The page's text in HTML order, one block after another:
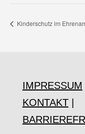
Kinderschutz im
IMPRESSUM
KONTAKT